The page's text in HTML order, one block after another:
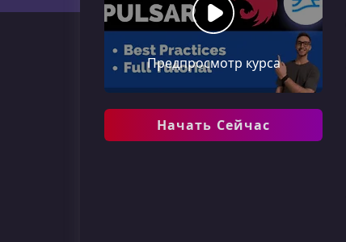
Предпросмотр курса
Начать Сейчас